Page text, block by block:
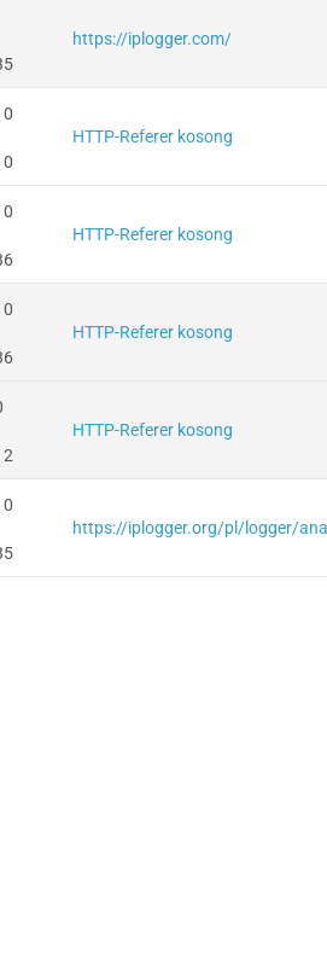
https://iplogger.com/
HTTP-Referer kosong
HTTP-Referer kosong
HTTP-Referer kosong
HTTP-Referer kosong